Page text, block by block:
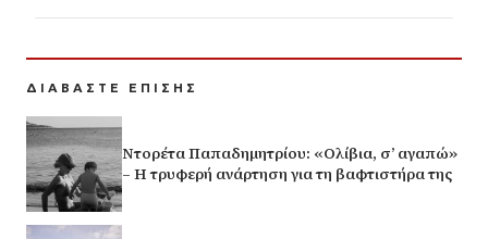
ΔΙΑΒΑΣΤΕ ΕΠΙΣΗΣ
Ντορέτα Παπαδημητρίου: «Ολίβια, σ’ αγαπώ»
– Η τρυφερή ανάρτηση για τη βαφτιστήρα της